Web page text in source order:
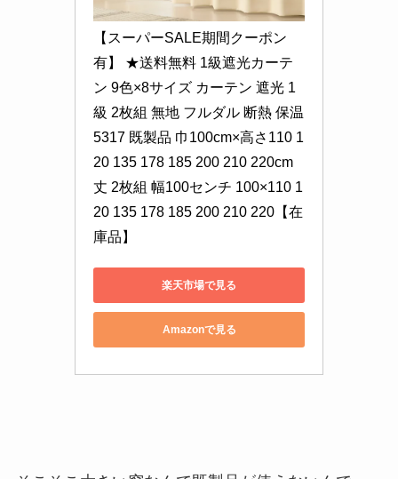
【スーパーSALE期間クーポン
有】 ★送料無料 1級遮光カーテ
ン 9色×8サイズ カーテン 遮光 1
級 2枚組 無地 フルダル 断熱 保温
5317 既製品 巾100cm×高さ110 1
20 135 178 185 200 210 220cm
丈 2枚組 幅100センチ 100×110 1
20 135 178 185 200 210 220【在
庫品】
楽天市場で見る
Amazonで見る